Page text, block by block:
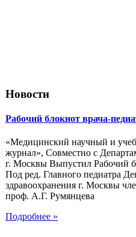
Новости
Рабочий блокнот врача-
«Медицинский научный и
журнал», Совместно с
г. Москвы Выпустил Рабочий
Под ред. Главного педиатра
здравоохранения г. Москвы
проф. А.Г. Румянцева
Подробнее »